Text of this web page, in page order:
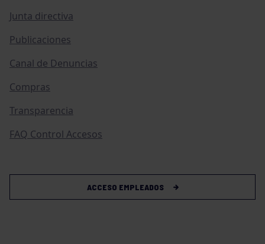
Junta directiva
Publicaciones
Canal de Denuncias
Compras
Transparencia
FAQ Control Accesos
ACCESO EMPLEADOS